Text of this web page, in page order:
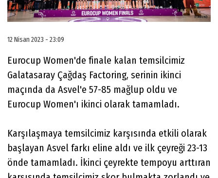
12 Nisan 2023 - 23:09
Eurocup Women'de finale kalan temsilcimiz
Galatasaray Çağdaş Factoring, serinin ikinci
maçında da Asvel'e 57-85 mağlup oldu ve
Eurocup Women'ı ikinci olarak tamamladı.
Karşılaşmaya temsilcimiz karşısında etkili olarak
başlayan Asvel farkı eline aldı ve ilk çeyreği 23-13
önde tamamladı. İkinci çeyrekte tempoyu arttıran